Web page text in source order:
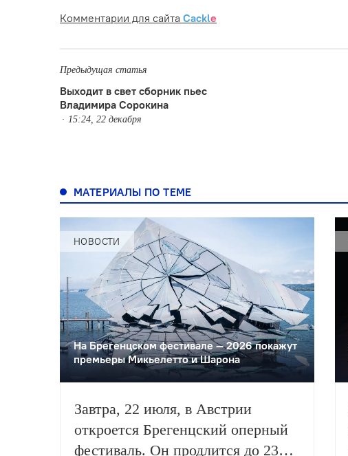
Комментарии для сайта Cackle
Предыдущая статья
Выходит в свет сборник пьес
Владимира Сорокина
15:24, 22 декабря
МАТЕРИАЛЫ ПО ТЕМЕ
НОВОСТИ
На Брегенцском фестивале — 2026 покажут
премьеры Микьелетто и Шарона
Завтра, 22 июля, в Австрии
откроется Брегенцский оперный
фестиваль. Он продлится до 23